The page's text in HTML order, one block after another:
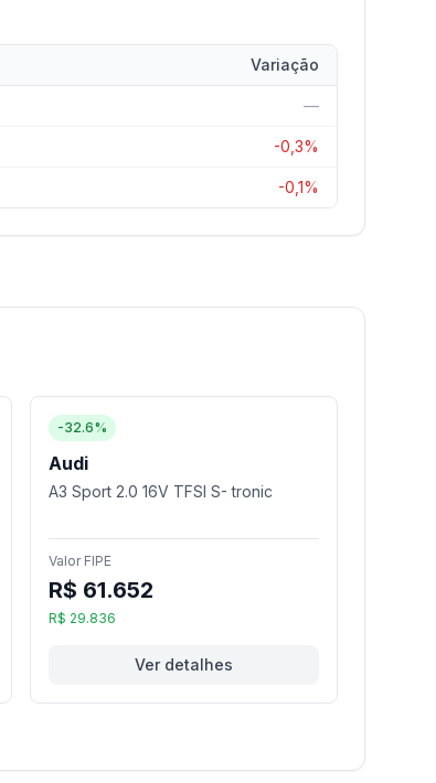
Variação
—
-0,3%
-0,1%
-32.6%
Audi
A3 Sport 2.0 16V TFSI S- tronic
Valor FIPE
R$ 61.652
R$ 29.836
Ver detalhes